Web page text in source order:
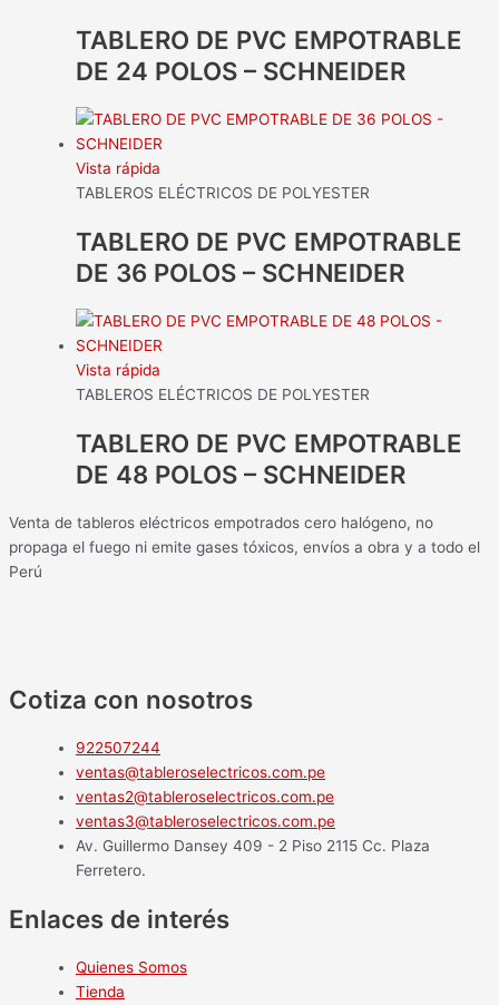
TABLERO DE PVC EMPOTRABLE
DE 24 POLOS – SCHNEIDER
Vista rápida
TABLEROS ELÉCTRICOS DE POLYESTER
TABLERO DE PVC EMPOTRABLE
DE 36 POLOS – SCHNEIDER
Vista rápida
TABLEROS ELÉCTRICOS DE POLYESTER
TABLERO DE PVC EMPOTRABLE
DE 48 POLOS – SCHNEIDER
Venta de tableros eléctricos empotrados cero halógeno, no
propaga el fuego ni emite gases tóxicos, envíos a obra y a todo el
Perú
Cotiza con nosotros
922507244
ventas@tableroselectricos.com.pe
ventas2@tableroselectricos.com.pe
ventas3@tableroselectricos.com.pe
Av. Guillermo Dansey 409 - 2 Piso 2115 Cc. Plaza
Ferretero.
Enlaces de interés
Quienes Somos
Tienda